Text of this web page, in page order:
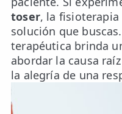
toser, la
solución que
terapéutica brinda
abordar la causa
la alegría de una